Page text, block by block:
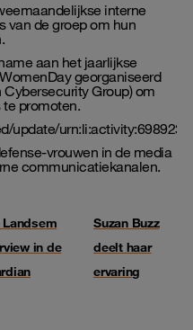
interne
van de groep om hun
aan het jaarlijkse
georganiseerd
Cybersecurity Group) om
promoten.
update/
vrouwen in de media
communicatiekanalen.
Landsem
in de
Suzan Buzz
deelt haar
ervaring